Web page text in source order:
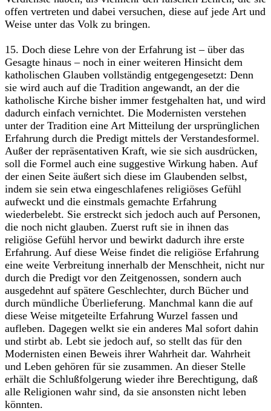
offen vertreten und dabei versuchen, diese auf jede Art und
Weise unter das Volk zu bringen.
15. Doch diese Lehre von der Erfahrung ist – über das
Gesagte hinaus – noch in einer weiteren Hinsicht dem
katholischen Glauben vollständig entgegengesetzt: Denn
sie wird auch auf die Tradition angewandt, an der die
katholische Kirche bisher immer festgehalten hat, und wird
dadurch einfach vernichtet. Die Modernisten verstehen
unter der Tradition eine Art Mitteilung der ursprünglichen
Erfahrung durch die Predigt mittels der Verstandesformel.
Außer der repräsentativen Kraft, wie sie sich ausdrücken,
soll die Formel auch eine suggestive Wirkung haben. Auf
der einen Seite äußert sich diese im Glaubenden selbst,
indem sie sein etwa eingeschlafenes religiöses Gefühl
aufweckt und die einstmals gemachte Erfahrung
wiederbelebt. Sie erstreckt sich jedoch auch auf Personen,
die noch nicht glauben. Zuerst ruft sie in ihnen das
religiöse Gefühl hervor und bewirkt dadurch ihre erste
Erfahrung. Auf diese Weise findet die religiöse Erfahrung
eine weite Verbreitung innerhalb der Menschheit, nicht nur
durch die Predigt vor den Zeitgenossen, sondern auch
ausgedehnt auf spätere Geschlechter, durch Bücher und
durch mündliche Überlieferung. Manchmal kann die auf
diese Weise mitgeteilte Erfahrung Wurzel fassen und
aufleben. Dagegen welkt sie ein anderes Mal sofort dahin
und stirbt ab. Lebt sie jedoch auf, so stellt das für den
Modernisten einen Beweis ihrer Wahrheit dar. Wahrheit
und Leben gehören für sie zusammen. An dieser Stelle
erhält die Schlußfolgerung wieder ihre Berechtigung, daß
alle Religionen wahr sind, da sie ansonsten nicht leben
könnten.